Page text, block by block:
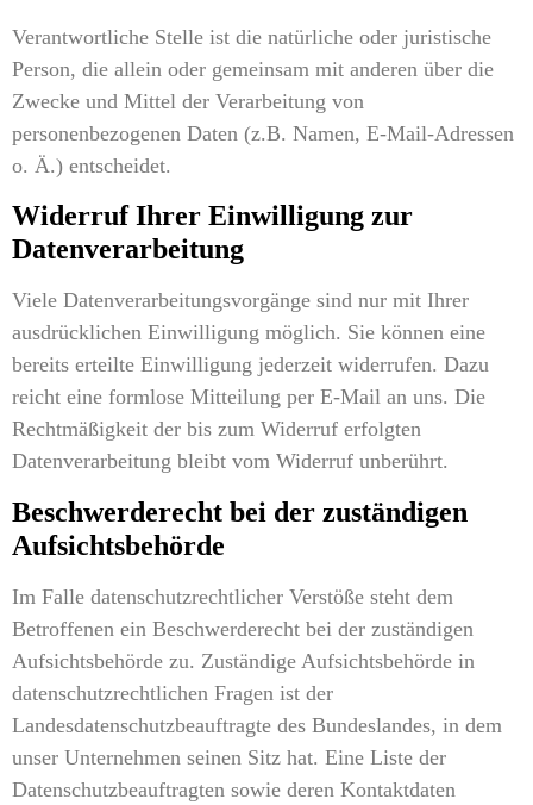
Verantwortliche Stelle ist die natürliche oder juristische
Person, die allein oder gemeinsam mit anderen über die
Zwecke und Mittel der Verarbeitung von
personenbezogenen Daten (z.B. Namen, E-Mail-Adressen
o. Ä.) entscheidet.
Widerruf Ihrer Einwilligung zur
Datenverarbeitung
Viele Datenverarbeitungsvorgänge sind nur mit Ihrer
ausdrücklichen Einwilligung möglich. Sie können eine
bereits erteilte Einwilligung jederzeit widerrufen. Dazu
reicht eine formlose Mitteilung per E-Mail an uns. Die
Rechtmäßigkeit der bis zum Widerruf erfolgten
Datenverarbeitung bleibt vom Widerruf unberührt.
Beschwerderecht bei der zuständigen
Aufsichtsbehörde
Im Falle datenschutzrechtlicher Verstöße steht dem
Betroffenen ein Beschwerderecht bei der zuständigen
Aufsichtsbehörde zu. Zuständige Aufsichtsbehörde in
datenschutzrechtlichen Fragen ist der
Landesdatenschutzbeauftragte des Bundeslandes, in dem
unser Unternehmen seinen Sitz hat. Eine Liste der
Datenschutzbeauftragten sowie deren Kontaktdaten